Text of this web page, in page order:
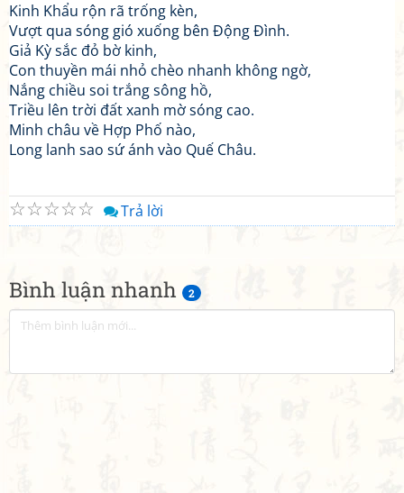
Bình luận nhanh 2
Kinh Khẩu rộn rã trống kèn,
Vượt qua sóng gió xuống bên Động Đình.
Giả Kỳ sắc đỏ bờ kinh,
Con thuyền mái nhỏ chèo nhanh không ngờ,
Nắng chiều soi trắng sông hồ,
Triều lên trời đất xanh mờ sóng cao.
Minh châu về Hợp Phố nào,
Long lanh sao sứ ánh vào Quế Châu.
☆
☆
☆
☆
☆ Trả lời